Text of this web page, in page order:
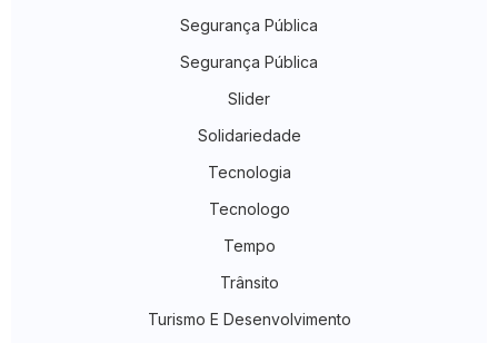
Segurança Pública
Segurança Pública
Slider
Solidariedade
Tecnologia
Tecnologo
Tempo
Trânsito
Turismo E Desenvolvimento